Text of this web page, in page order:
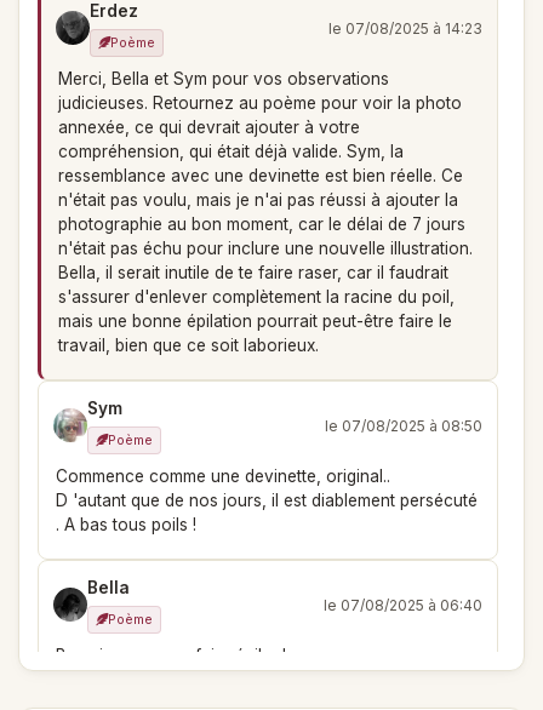
Erdez
Poème
le 07/08/2025 à 14:23
Merci, Bella et Sym pour vos observations
judicieuses. Retournez au poème pour voir la photo
annexée, ce qui devrait ajouter à votre
compréhension, qui était déjà valide. Sym, la
ressemblance avec une devinette est bien réelle. Ce
n'était pas voulu, mais je n'ai pas réussi à ajouter la
photographie au bon moment, car le délai de 7 jours
n'était pas échu pour inclure une nouvelle illustration.
Bella, il serait inutile de te faire raser, car il faudrait
s'assurer d'enlever complètement la racine du poil,
mais une bonne épilation pourrait peut-être faire le
travail, bien que ce soit laborieux.
Sym
Poème
le 07/08/2025 à 08:50
Commence comme une devinette, original..
D 'autant que de nos jours, il est diablement persécuté
. A bas tous poils !
Bella
Poème
le 07/08/2025 à 06:40
Brrr... je cours me faire épiler !